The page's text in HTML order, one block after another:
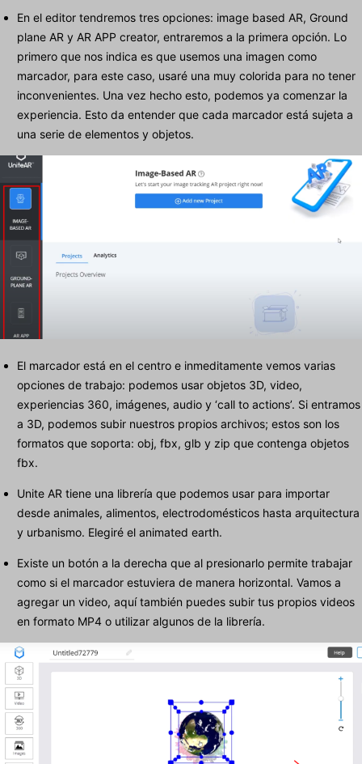
En el editor tendremos tres opciones: image based AR, Ground
plane AR y AR APP creator, entraremos a la primera opción. Lo
primero que nos indica es que usemos una imagen como
marcador, para este caso, usaré una muy colorida para no tener
inconvenientes. Una vez hecho esto, podemos ya comenzar la
experiencia. Esto da entender que cada marcador está sujeta a
una serie de elementos y objetos.
El marcador está en el centro e inmeditamente vemos varias
opciones de trabajo: podemos usar objetos 3D, video,
experiencias 360, imágenes, audio y ‘call to actions’. Si entramos
a 3D, podemos subir nuestros propios archivos; estos son los
formatos que soporta: obj, fbx, glb y zip que contenga objetos
fbx.
Unite AR tiene una librería que podemos usar para importar
desde animales, alimentos, electrodomésticos hasta arquitectura
y urbanismo. Elegiré el animated earth.
Existe un botón a la derecha que al presionarlo permite trabajar
como si el marcador estuviera de manera horizontal. Vamos a
agregar un video, aquí también puedes subir tus propios videos
en formato MP4 o utilizar algunos de la librería.